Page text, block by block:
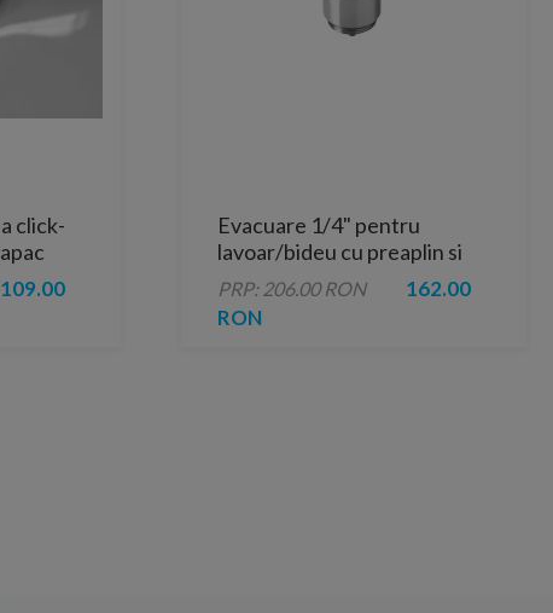
click-
109.00
Evacuare 1/4" pentru
lavoar/bideu cu preaplin si
buson automat
PRP: 206.00 RON
162.00
RON